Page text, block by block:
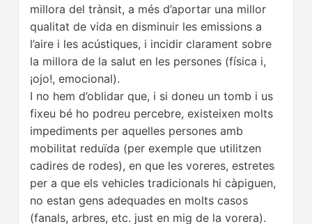
millora del trànsit, a més d’aportar una millor
qualitat de vida en disminuir les emissions a
l’aire i les acústiques, i incidir clarament sobre
la millora de la salut en les persones (física i,
¡ojo!, emocional).
I no hem d’oblidar que, i si doneu un tomb i us
fixeu bé ho podreu percebre, existeixen molts
impediments per aquelles persones amb
mobilitat reduïda (per exemple que utilitzen
cadires de rodes), en que les voreres, estretes
per a que els vehicles tradicionals hi càpiguen,
no estan gens adequades en molts casos
(fanals, arbres, etc. just en mig de la vorera).